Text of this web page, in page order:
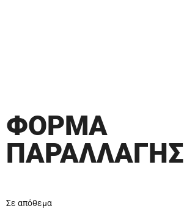
ΦΟΡΜΑ
ΠΑΡΑΛΛΑΓΗΣ
Σε απόθεμα